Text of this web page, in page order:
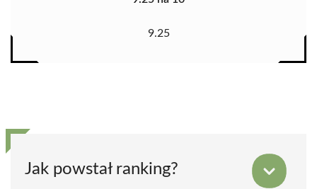
9.25
Jak powstał ranking?